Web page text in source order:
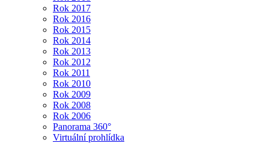
Rok 2017
Rok 2016
Rok 2015
Rok 2014
Rok 2013
Rok 2012
Rok 2011
Rok 2010
Rok 2009
Rok 2008
Rok 2006
Panorama 360°
Virtuální prohlídka